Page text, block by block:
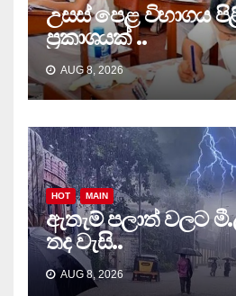
උසස් පෙළ විභාගය
ප්‍රකාශයක් ..
AUG 8, 2026
HOT MAIN
ඇතැම් පලාත් වලට
තද වැසි..
AUG 8, 2026